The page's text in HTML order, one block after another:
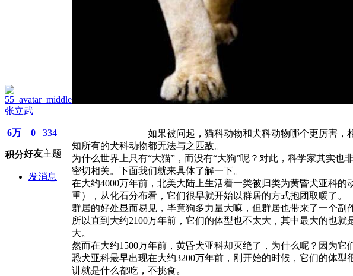
张立武
6万
积分
0
好友
334
主题
发消息
如果被问起，猫科动物和犬科动物哪个更厉害，相信大家
知所有的犬科动物都无法与之匹敌。
为什么世界上只有“大猫”，而没有“大狗”呢？对此，科学家其实
密切相关。下面我们就来具体了解一下。
在大约4000万年前，北美大陆上生活着一类被归类为黄昏犬亚科
重），从化石分布看，它们很早就开始以群居的方式抱团取暖了。
群居的好处显而易见，毕竟狗多力量大嘛，但群居也带来了一个副
所以直到大约2100万年前，它们的体型也不太大，其中最大的也
大。
然而在大约1500万年前，黄昏犬亚科却灭绝了，为什么呢？因为
恐犬亚科最早出现在大约3200万年前，刚开始的时候，它们的体
讲就是什么都吃，不挑食。